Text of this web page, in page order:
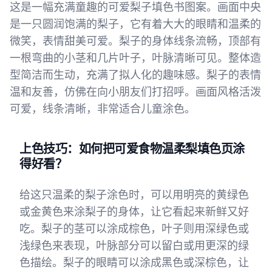
这是一幅充满童趣的可爱梨子填色书图案。画面中央
是一只圆润饱满的梨子，它有着大大的眼睛和温柔的
微笑，表情甜美可爱。梨子的身体线条流畅，顶部有
一根弯曲的小茎和几片叶子，叶脉清晰可见。整体造
型简洁而生动，充满了拟人化的趣味感。梨子的表情
温和友善，仿佛在向小朋友们打招呼。画面风格活泼
可爱，线条清晰，非常适合儿童涂色。
上色技巧：如何把可爱食物温柔梨填色页涂
得好看？
给这只温柔的梨子涂色时，可以用明亮的黄绿色
或金黄色来涂梨子的身体，让它看起来新鲜又好
吃。梨子的茎可以涂成棕色，叶子则用深绿色或
浅绿色来表现，叶脉部分可以留白或用更深的绿
色描绘。梨子的眼睛可以涂成黑色或深棕色，让